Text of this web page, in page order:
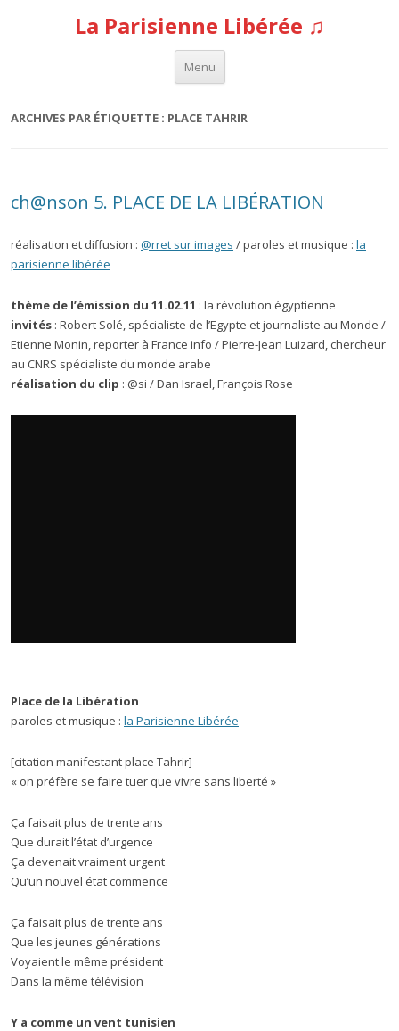
La Parisienne Libérée ♫
Menu
Aller au contenu
ARCHIVES PAR ÉTIQUETTE : PLACE TAHRIR
ch@nson 5. PLACE DE LA LIBÉRATION
réalisation et diffusion : @rret sur images / paroles et musique : la
parisienne libérée
thème de l’émission du 11.02.11 : la révolution égyptienne
invités : Robert Solé, spécialiste de l’Egypte et journaliste au Monde /
Etienne Monin, reporter à France info / Pierre-Jean Luizard, chercheur
au CNRS spécialiste du monde arabe
réalisation du clip : @si / Dan Israel, François Rose
Place de la Libération
paroles et musique : la Parisienne Libérée
[citation manifestant place Tahrir]
« on préfère se faire tuer que vivre sans liberté »
Ça faisait plus de trente ans
Que durait l’état d’urgence
Ça devenait vraiment urgent
Qu’un nouvel état commence
Ça faisait plus de trente ans
Que les jeunes générations
Voyaient le même président
Dans la même télévision
Y a comme un vent tunisien